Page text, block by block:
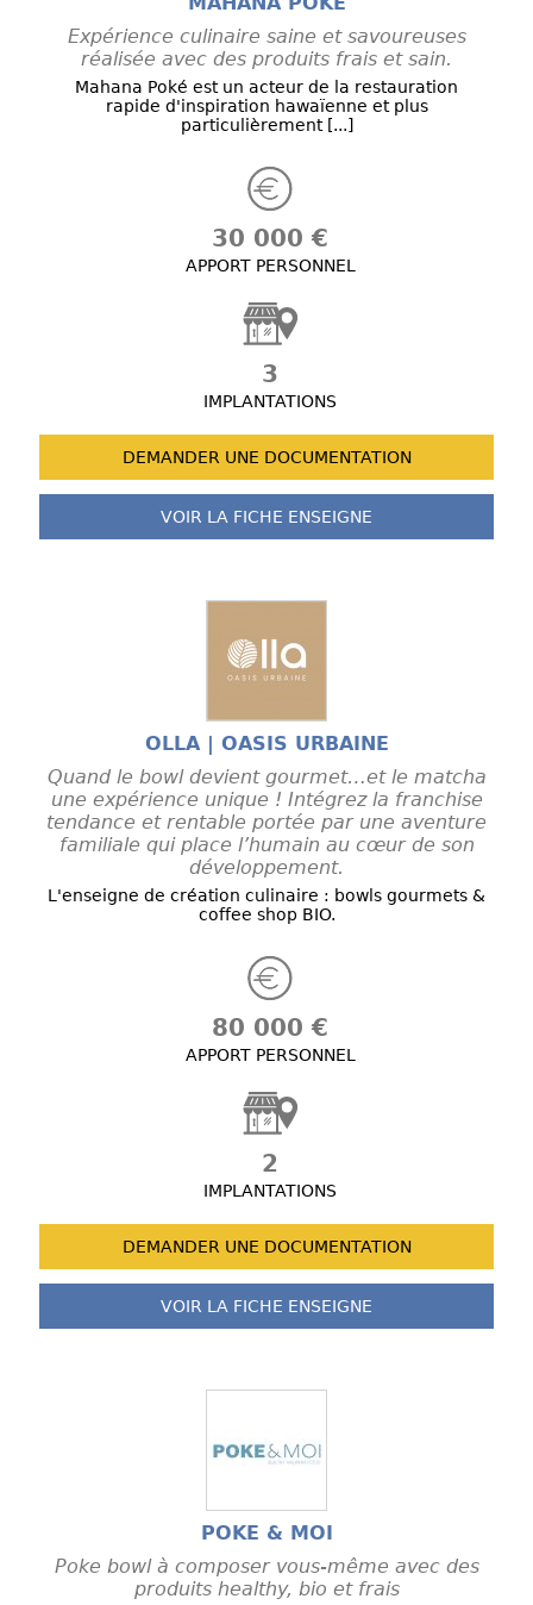
Expérience culinaire saine et savoureuses
réalisée avec des produits frais et sain.
Mahana Poké est un acteur de la restauration
rapide d'inspiration hawaïenne et plus
particulièrement [...]
30 000 €
APPORT PERSONNEL
3
IMPLANTATIONS
DEMANDER UNE DOCUMENTATION
VOIR LA FICHE ENSEIGNE
OLLA | OASIS URBAINE
Quand le bowl devient gourmet…et le matcha
une expérience unique ! Intégrez la franchise
tendance et rentable portée par une aventure
familiale qui place l’humain au cœur de son
développement.
L'enseigne de création culinaire : bowls gourmets &
coffee shop BIO.
80 000 €
APPORT PERSONNEL
2
IMPLANTATIONS
DEMANDER UNE DOCUMENTATION
VOIR LA FICHE ENSEIGNE
POKE & MOI
Poke bowl à composer vous-même avec des
produits healthy, bio et frais